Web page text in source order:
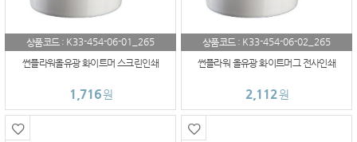
상품코드 : K33-454-06-01_265
썬플라워올유광 화이트머 스크린인쇄
1,716원
상품코드 : K33-454-06-02_265
썬플라워 올유광 화이트머그 전사인쇄
2,112원